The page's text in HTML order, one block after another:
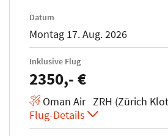
Datum
Montag 17. Aug. 2026
Inklusive Flug
2350,- €
Oman Air ZRH (Zürich
Flug-Details